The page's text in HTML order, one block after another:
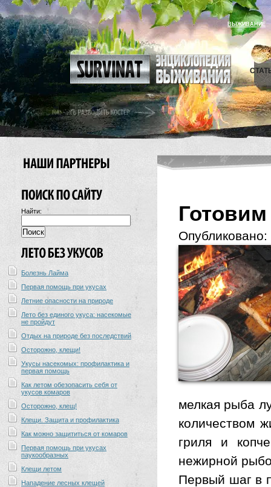
ВЫЖИВАНИЕ
Найти:
Болезнь Лайма
Первая помощь при укусах
Летние опасности на природе
Лето без единого укуса: насекомые
не пройдут
Отдых на природе без последствий
Осторожно, клещи!
Укусы насекомых: профилактика и
первая помощь
Как летом обезопасить себя от
укусов комаров
Осторожно, клещ!
Клещи. Защита и профилактика
Как можно защититься от комаров
Первая помощь при укусах
паукообразных
Клещи летом
Нападение лесных клещей
Опубликовано:
мелкая рыба
количеством
гриля и
нежирной
Первый шаг в